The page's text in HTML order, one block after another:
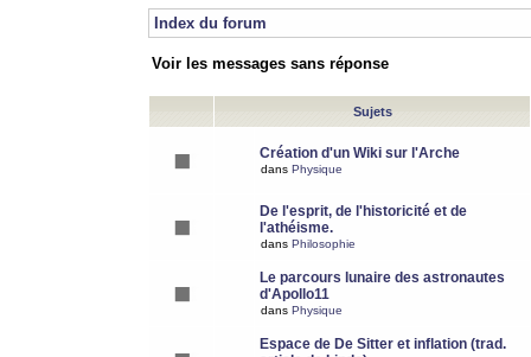
Index du forum
Voir les messages sans réponse
Sujets
Création d'un Wiki sur l'Arche
dans Physique
De l'esprit, de l'historicité et de
l'athéisme.
dans Philosophie
Le parcours lunaire des astronautes
d'Apollo11
dans Physique
Espace de De Sitter et inflation (trad.